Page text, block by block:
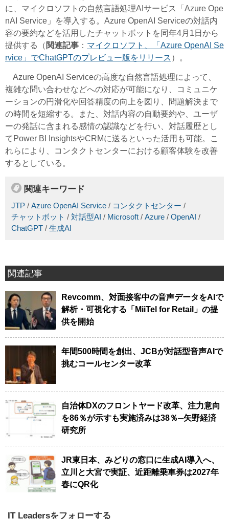
に、マイクロソフトの自然言語処理AIサービス「Azure Ope
nAI Service」を導入する。Azure OpenAI Serviceの対話内
容の要約などを活用したチャットボットを同年4月1日から
提供する（ 関連記事 ： マイクロソフト、「Azure OpenAI Se
rvice」でChatGPTのプレビュー版をリリース ）。
Azure OpenAI Serviceの高度な自然言語処理によって、
複雑な問い合わせなどへの対応が可能になり、コミュニケ
ーションの円滑化や回答精度の向上を図り、問題解決まで
の時間を短縮する。また、対話内容の自動要約や、ユーザ
ーの発話に含まれる感情の認識などを行い、対話履歴とし
てPower BI InsightsやCRMに送るといった活用も可能。こ
れらにより、コンタクトセンターにおける顧客体験を改善
するとしている。
関連キーワード
JTP / Azure OpenAI Service / コンタクトセンター /
チャットボット / 対話型AI / Microsoft / Azure / OpenAI /
ChatGPT / 生成AI
関連記事
Revcomm、対面接客中の音声データをAIで
解析・可視化する「MiiTel for Retail」の提
供を開始
年間500時間を創出、JCBが対話型音声AIで
挑むコールセンター改革
自治体DXのフロントヤード改革、注力意向
を86％が示すも実施済みは38％─矢野経済
研究所
JR東日本、みどりの窓口に生成AI導入へ、
立川と大宮で実証、近距離乗車券は2027年
春にQR化
IT Leadersをフォローする